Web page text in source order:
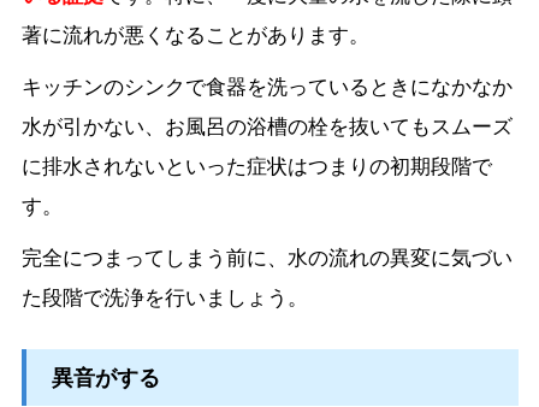
著に流れが悪くなることがあります。
キッチンのシンクで食器を洗っているときになかなか
水が引かない、お風呂の浴槽の栓を抜いてもスムーズ
に排水されないといった症状はつまりの初期段階で
す。
完全につまってしまう前に、水の流れの異変に気づい
た段階で洗浄を行いましょう。
異音がする